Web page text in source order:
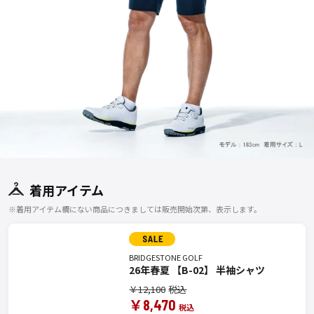
着用アイテム
※着用アイテム欄にない商品につきましては販売開始次第、表示します。
BRIDGESTONE GOLF
26年春夏 【B-02】 半袖シャツ
￥12,100
￥8,470